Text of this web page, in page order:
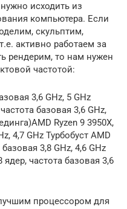
исходить из
компьютера. Если
скульптим,
активно работаем за
рендерим, то нам нужен
частотой:
3,6 GHz, 5 GHz
базовая 3,6 GHz,
Ryzen 9 3950X,
4,7 GHz Турбобуст AMD
3,8 GHz, 4,6 GHz
ядер, частота базовая 3,6
процессором для